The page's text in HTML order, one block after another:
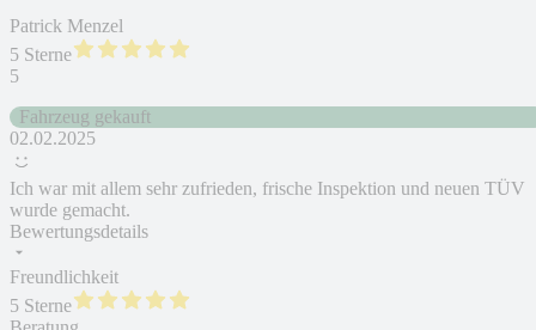
Patrick Menzel
5 Sterne
5
Fahrzeug gekauft
02.02.2025
Ich war mit allem sehr zufrieden, frische Inspektion und neuen TÜV
wurde gemacht.
Bewertungsdetails
Freundlichkeit
5 Sterne